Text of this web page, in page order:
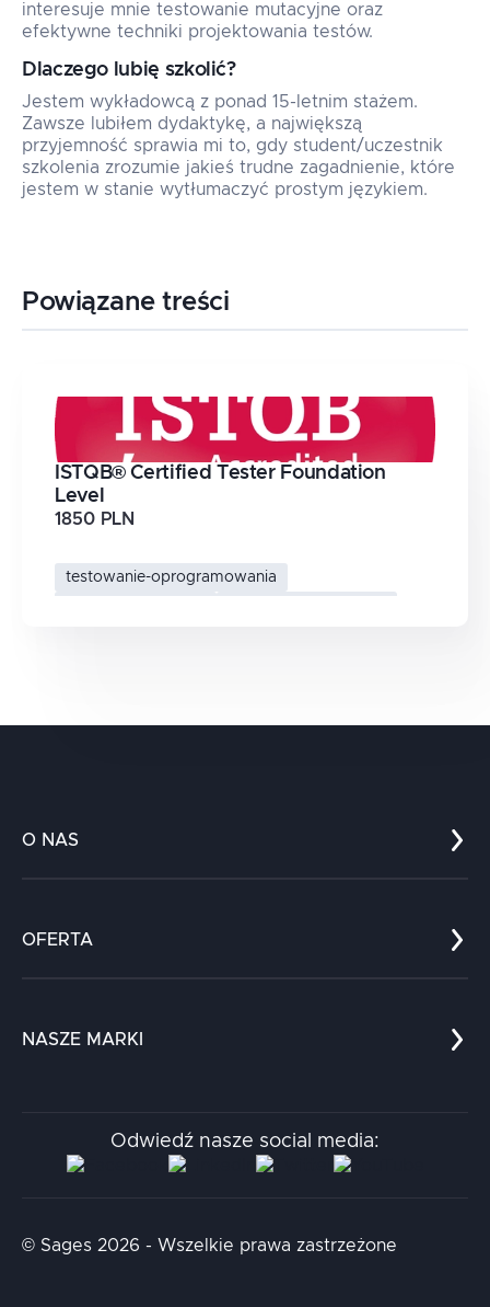
interesuje mnie testowanie mutacyjne oraz
efektywne techniki projektowania testów.
Dlaczego lubię szkolić?
Jestem wykładowcą z ponad 15-letnim stażem.
Zawsze lubiłem dydaktykę, a największą
przyjemność sprawia mi to, gdy student/uczestnik
szkolenia zrozumie jakieś trudne zagadnienie, które
jestem w stanie wytłumaczyć prostym językiem.
Powiązane treści
ISTQB® Certified Tester Foundation
Level
1850 PLN
testowanie-oprogramowania
O NAS
Kariera
Kontakt
OFERTA
Chatboty
NASZE MARKI
Aidapta
AI & NLP Day
Odwiedź nasze social media:
© Sages 2026 - Wszelkie prawa zastrzeżone